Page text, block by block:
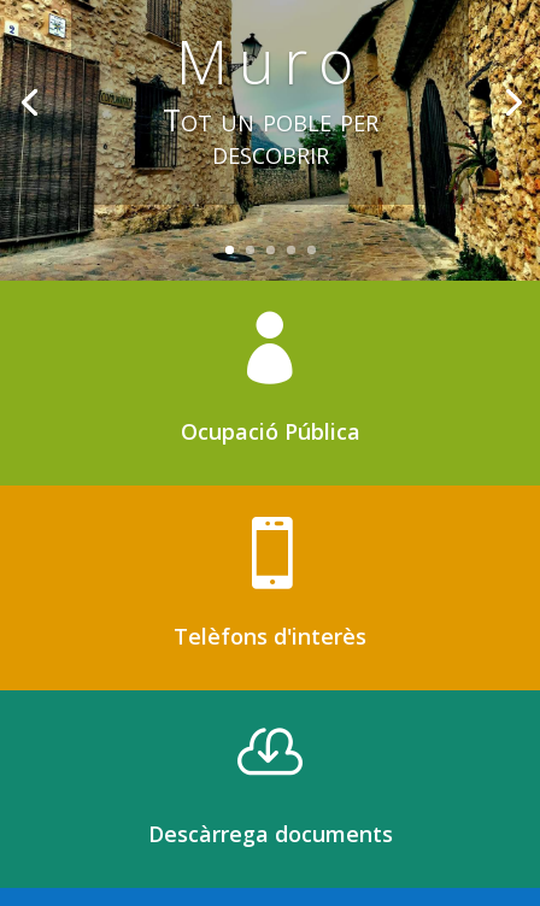
Muro
Tot un poble per
descobrir

Ocupació Pública

Telèfons d'interès

Descàrrega documents